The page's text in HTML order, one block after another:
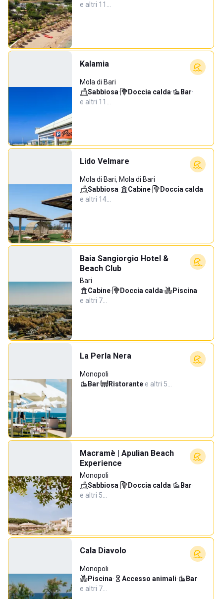
e altri 11…
Kalamia
Mola di Bari
Sabbiosa· Doccia calda· Bar·
e altri 11…
Lido Velmare
Mola di Bari, Mola di Bari
Sabbiosa· Cabine· Doccia calda·
e altri 14…
Baia Sangiorgio Hotel &
Beach Club
Bari
Cabine· Doccia calda· Piscina·
e altri 7…
La Perla Nera
Monopoli
Bar· Ristorante·e altri 5…
Macramè | Apulian Beach
Experience
Monopoli
Sabbiosa· Doccia calda· Bar·
e altri 5…
Cala Diavolo
Monopoli
Piscina· Accesso animali· Bar·
e altri 7…